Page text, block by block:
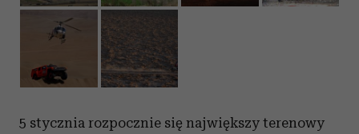
5 stycznia rozpocznie się największy terenowy